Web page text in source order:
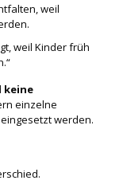
weil
weil Kinder früh
keine
einzelne
werden.